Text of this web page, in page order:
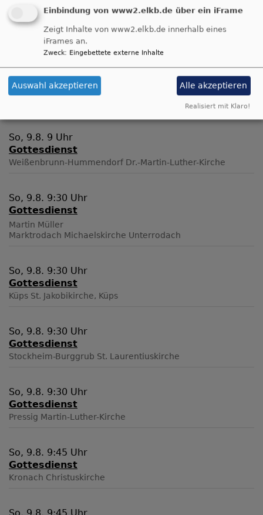
Gottesdienst
Fischbach Jakobuskirche Fischbach
So, 9.8. 9 Uhr
Gottesdienst
Pfarrerin Stefani Brudereck
So, 9.8. 9 Uhr
Gottesdienst
Weißenbrunn-Hummendorf Dr.-Martin-Luther-Kirche
So, 9.8. 9:30 Uhr
Gottesdienst
Martin Müller
Marktrodach Michaelskirche Unterrodach
So, 9.8. 9:30 Uhr
Gottesdienst
Küps St. Jakobikirche, Küps
So, 9.8. 9:30 Uhr
Gottesdienst
Stockheim-Burggrub St. Laurentiuskirche
So, 9.8. 9:30 Uhr
Gottesdienst
Pressig Martin-Luther-Kirche
So, 9.8. 9:45 Uhr
Gottesdienst
Kronach Christuskirche
Einbindung von www2.elkb.de über ein iFrame
Zeigt Inhalte von www2.elkb.de innerhalb eines
iFrames an.
Zweck: Eingebettete externe Inhalte
Auswahl akzeptieren Alle akzeptieren
Realisiert mit Klaro!